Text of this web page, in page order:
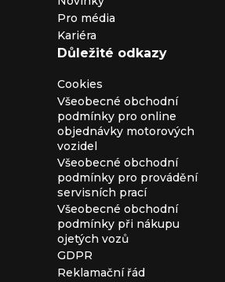
Pro média
Kariéra
Důležité odkazy
Cookies
Všeobecné obchodní
podmínky pro online
objednávky motorových
vozidel
Všeobecné obchodní
podmínky pro provádění
servisních prací
Všeobecné obchodní
podmínky při nákupu
ojetých vozů
GDPR
Reklamační řád